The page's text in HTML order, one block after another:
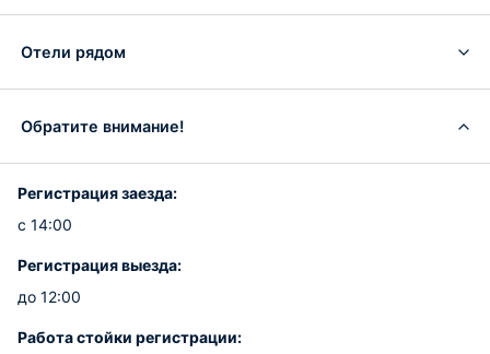
Отели рядом
Обратите внимание!
Регистрация заезда:
с 14:00
Регистрация выезда:
до 12:00
Работа стойки регистрации: